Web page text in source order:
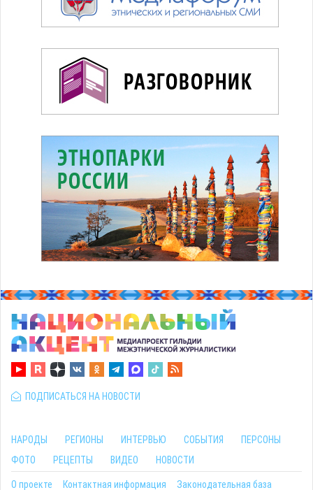
ПОДПИСАТЬСЯ НА НОВОСТИ
НАРОДЫ РЕГИОНЫ ИНТЕРВЬЮ СОБЫТИЯ
ПЕРСОНЫ
ФОТО
РЕЦЕПТЫ ВИДЕО НОВОСТИ
О проекте Контактная информация Законодательная база